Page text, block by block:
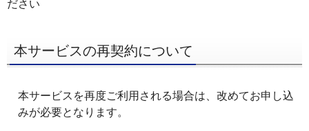
ださい
本サービスの再契約について
本サービスを再度ご利用される場合は、改めてお申し込
みが必要となります。